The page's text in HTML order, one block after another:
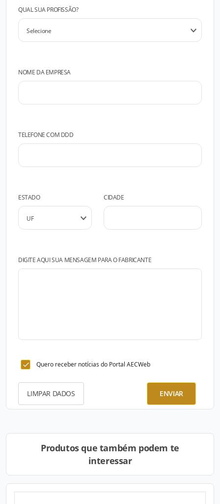
QUAL SUA PROFISSÃO?
NOME DA EMPRESA
TELEFONE COM DDD
ESTADO CIDADE
DIGITE AQUI SUA MENSAGEM PARA O FABRICANTE
Quero receber notícias do Portal AECWeb
LIMPAR DADOS ENVIAR
Produtos que também podem te
interessar